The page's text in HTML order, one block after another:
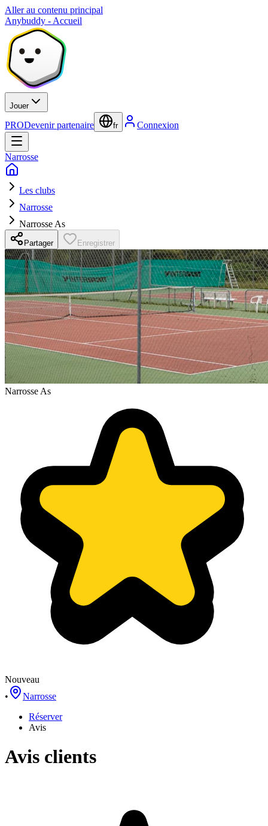
Aller au contenu principal
Anybuddy - Accueil
Jouer
PRODevenir partenaire fr Connexion
Narrosse
Les clubs
Narrosse
Narrosse As
Partager Enregistrer
Narrosse As
Nouveau
•
Narrosse
Réserver
Avis
Avis clients